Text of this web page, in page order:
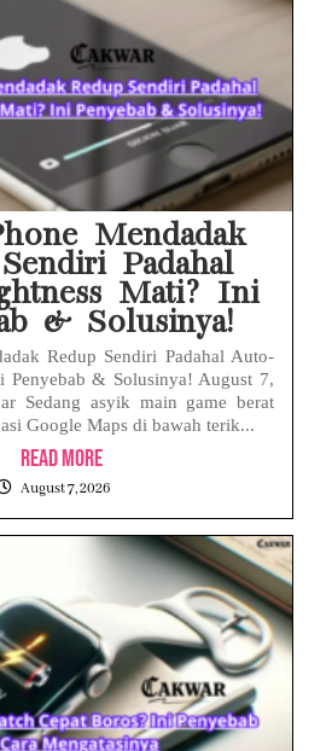
Mendadak
Padahal
Mati? Ini
& Solusinya!
Redup Sendiri Padahal Auto-
Penyebab & Solusinya! August 7,
Sedang asyik main game berat
Google Maps di bawah terik...
Read More
August 7, 2026